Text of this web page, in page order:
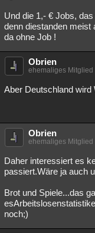
Und die 1,- € Jobs,
denn diestanden meist
da ohne Job !
Obrien
ehemaliges Mitglied
Aber Deutschland wird
Obrien
ehemaliges Mitglied
Daher interessiert es
passiert.Wäre ja auch
Brot und Spiele...das
noch;)